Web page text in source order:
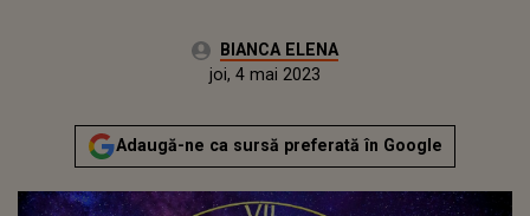
Autor:BIANCA ELENA
Actualizat:
joi, 4 mai 2023
Adaugă-ne ca sursă preferată în Google